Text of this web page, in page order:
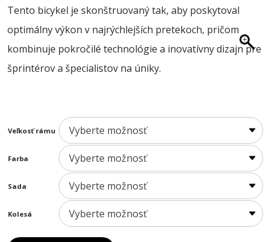
16500,00 €
Tento bicykel je skonštruovaný tak, aby poskytoval
optimálny výkon v najrýchlejších pretekoch, pričom
kombinuje pokročilé technológie a inovatívny dizajn pre
šprintérov a špecialistov na úniky.
Veľkosť rámu
Farba
Sada
Kolesá